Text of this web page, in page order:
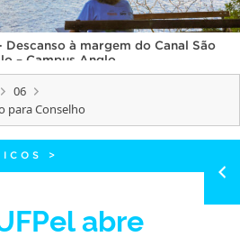
Descanso à margem do Canal São
– Campus Anglo
06
para Conselho
>
abre